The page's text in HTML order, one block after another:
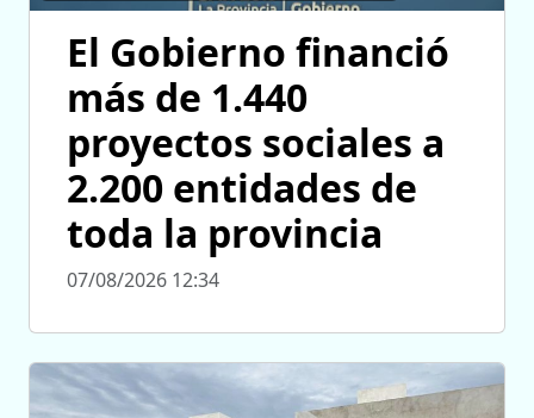
El Gobierno financió
más de 1.440
proyectos sociales a
2.200 entidades de
toda la provincia
07/08/2026 12:34